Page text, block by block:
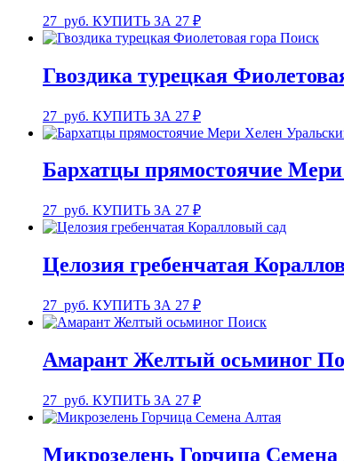
27 руб. КУПИТЬ ЗА 27 ₽
Гвоздика турецкая
27 руб. КУПИТЬ ЗА 27 ₽
Бархатцы прямостоячие
27 руб. КУПИТЬ ЗА 27 ₽
Целозия гребенчатая
27 руб. КУПИТЬ ЗА 27 ₽
Амарант Желтый осьминог
27 руб. КУПИТЬ ЗА 27 ₽
Микрозелень Горчица Семена